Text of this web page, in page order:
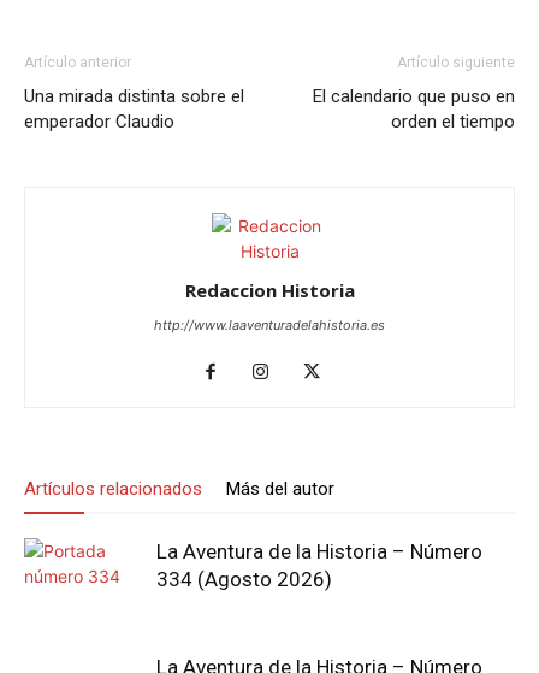
Artículo anterior
Una mirada distinta sobre el
emperador Claudio
Artículo siguiente
El calendario que puso en
orden el tiempo
Redaccion Historia
http://www.laaventuradelahistoria.es
Artículos relacionados Más del autor
La Aventura de la Historia – Número
334 (Agosto 2026)
La Aventura de la Historia – Número